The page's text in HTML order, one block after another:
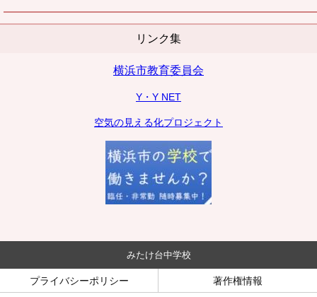
リンク集
横浜市教育委員会
Y・Y NET
空気の見える化プロジェクト
みたけ台中学校
プライバシーポリシー 著作権情報